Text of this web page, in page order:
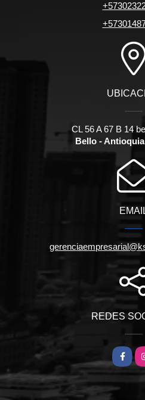
CL 56 A 67 B 14
Bello -
REDES